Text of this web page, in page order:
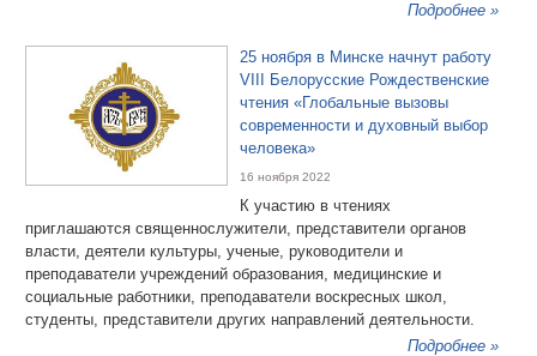
Подробнее »
25 ноября в Минске начнут работу
VIII Белорусские Рождественские
чтения «Глобальные вызовы
современности и духовный выбор
человека»
16 ноября 2022
К участию в чтениях
приглашаются священнослужители, представители органов
власти, деятели культуры, ученые, руководители и
преподаватели учреждений образования, медицинские и
социальные работники, преподаватели воскресных школ,
студенты, представители других направлений деятельности.
Подробнее »